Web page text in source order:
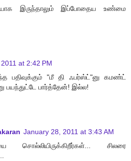
இருந்தாலும் இப்போதைய உண்மை
at 2:42 PM
பதிவுக்கும் "மீ தி ஃபர்ஸ்ட்"னு கமண்ட்
பயந்துட்டே பார்த்தேன்! இல்ல!
January 28, 2011 at 3:43 AM
சிலரை